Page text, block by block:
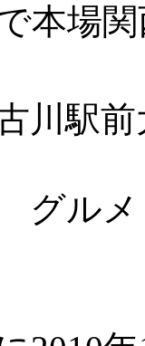
本場
川駅
グルメ